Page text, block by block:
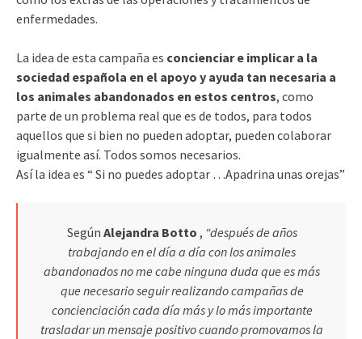
enfermedades.
La idea de esta campaña es concienciar e implicar a la
sociedad española en el apoyo y ayuda tan necesaria a
los animales abandonados en estos centros, como
parte de un problema real que es de todos, para todos
aquellos que si bien no pueden adoptar, pueden colaborar
igualmente así. Todos somos necesarios.
Así la idea es “ Si no puedes adoptar …Apadrina unas orejas”
Según Alejandra Botto , “después de años
trabajando en el día a día con los animales
abandonados no me cabe ninguna duda que es más
que necesario seguir realizando campañas de
concienciación cada día más y lo más importante
trasladar un mensaje positivo cuando promovamos la